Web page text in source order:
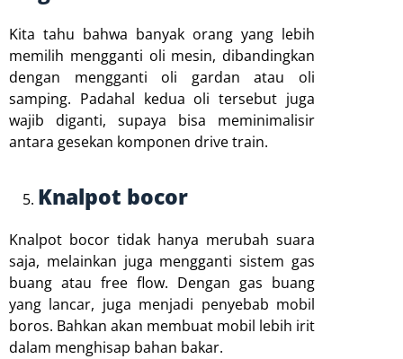
Kita tahu bahwa banyak orang yang lebih
memilih mengganti oli mesin, dibandingkan
dengan mengganti oli gardan atau oli
samping. Padahal kedua oli tersebut juga
wajib diganti, supaya bisa meminimalisir
antara gesekan komponen drive train.
Knalpot bocor
Knalpot bocor tidak hanya merubah suara
saja, melainkan juga mengganti sistem gas
buang atau free flow. Dengan gas buang
yang lancar, juga menjadi penyebab mobil
boros. Bahkan akan membuat mobil lebih irit
dalam menghisap bahan bakar.